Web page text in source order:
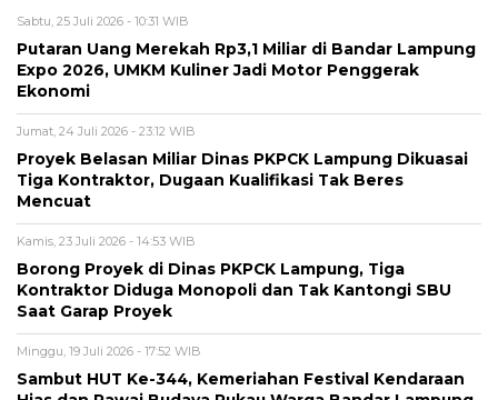
Sabtu, 25 Juli 2026 - 10:31 WIB
Putaran Uang Merekah Rp3,1 Miliar di Bandar Lampung
Expo 2026, UMKM Kuliner Jadi Motor Penggerak
Ekonomi
Jumat, 24 Juli 2026 - 23:12 WIB
Proyek Belasan Miliar Dinas PKPCK Lampung Dikuasai
Tiga Kontraktor, Dugaan Kualifikasi Tak Beres
Mencuat
Kamis, 23 Juli 2026 - 14:53 WIB
Borong Proyek di Dinas PKPCK Lampung, Tiga
Kontraktor Diduga Monopoli dan Tak Kantongi SBU
Saat Garap Proyek
Minggu, 19 Juli 2026 - 17:52 WIB
Sambut HUT Ke-344, Kemeriahan Festival Kendaraan